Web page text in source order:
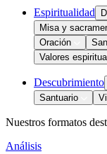
Espiritualidad
Misa y
Oración
Valores
Descubrimiento
Santuario
Nuestros formatos
Análisis